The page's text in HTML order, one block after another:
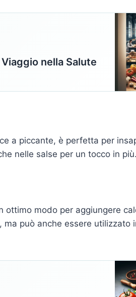
nella Salute
a piccante, è perfetta per
nelle salse per un tocco in più.
ottimo modo per aggiungere
può anche essere utilizzato